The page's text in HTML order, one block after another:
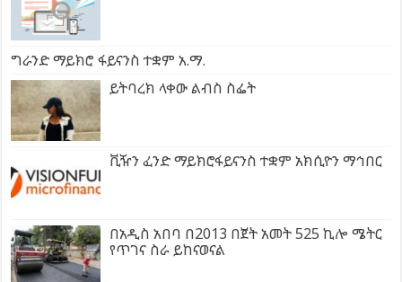
ግራንድ ማይክሮ ፋይናንስ ተቋም አ.ማ.
ይትባረክ ላቀው ልብስ ስፌት
ቪዥን ፈንድ ማይክሮፋይናንስ ተቋም አክሲዮን ማኅበር
በአዲስ አበባ በ2013 በጀት አመት 525 ኪሎ ሜትር
የጥገና ስራ ይከናወናል